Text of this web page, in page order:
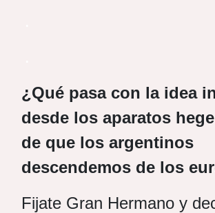
¿Qué pasa con la idea
desde los aparatos
de que los argentinos
descendemos de los
Fijate Gran Hermano y